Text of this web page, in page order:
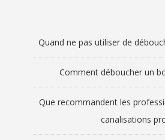
Quand ne pas utiliser de
Comment déboucher un
Que recommandent les
canalisations